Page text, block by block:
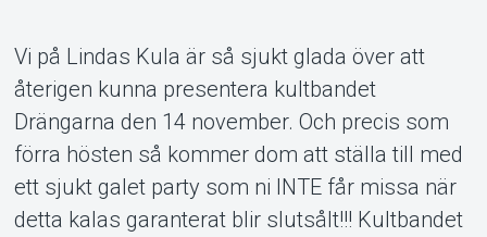
Support
Vi på Lindas Kula är så sjukt glada över att
återigen kunna presentera kultbandet
Drängarna den 14 november. Och precis som
förra hösten så kommer dom att ställa till med
ett sjukt galet party som ni INTE får missa när
detta kalas garanterat blir slutsålt!!! Kultbandet